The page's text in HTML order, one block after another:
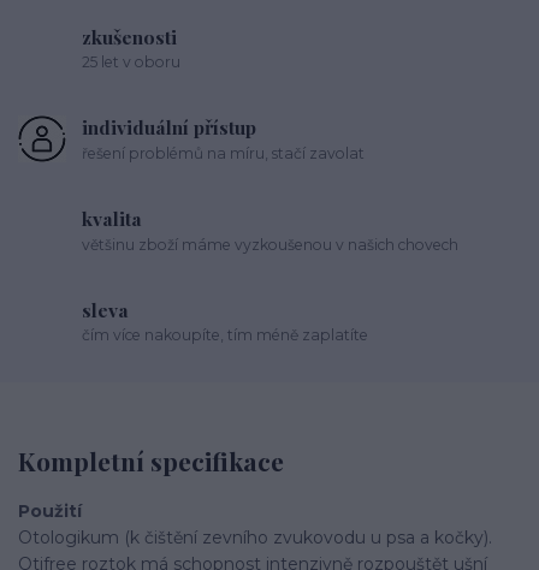
zkušenosti
25 let v oboru
individuální přístup
řešení problémů na míru, stačí zavolat
kvalita
většinu zboží máme vyzkoušenou v našich chovech
sleva
čím více nakoupíte, tím méně zaplatíte
Kompletní specifikace
Použití
Otologikum (k čištění zevního zvukovodu u psa a kočky).
Otifree roztok má schopnost intenzivně rozpouštět ušní